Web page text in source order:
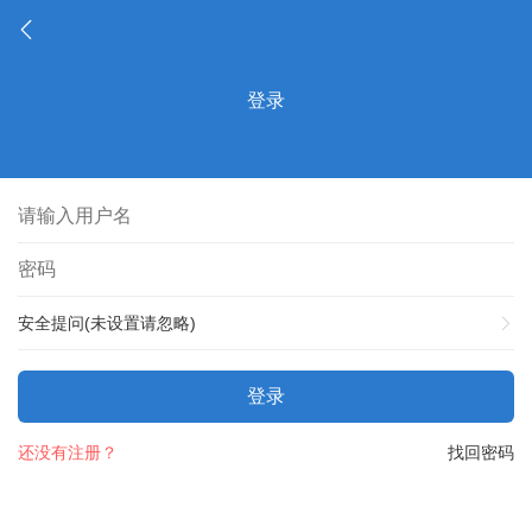
登录
安全提问(未设置请忽略)
登录
找回密码
还没有注册？